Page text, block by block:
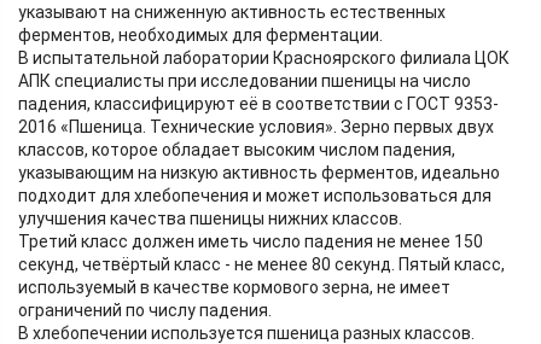
указывают на сниженную активность естественных
ферментов, необходимых для ферментации.
В испытательной лаборатории Красноярского филиала ЦОК
АПК специалисты при исследовании пшеницы на число
падения, классифицируют её в соответствии с ГОСТ 9353-
2016 «Пшеница. Технические условия». Зерно первых двух
классов, которое обладает высоким числом падения,
указывающим на низкую активность ферментов, идеально
подходит для хлебопечения и может использоваться для
улучшения качества пшеницы нижних классов.
Третий класс должен иметь число падения не менее 150
секунд, четвёртый класс - не менее 80 секунд. Пятый класс,
используемый в качестве кормового зерна, не имеет
ограничений по числу падения.
В хлебопечении используется пшеница разных классов.